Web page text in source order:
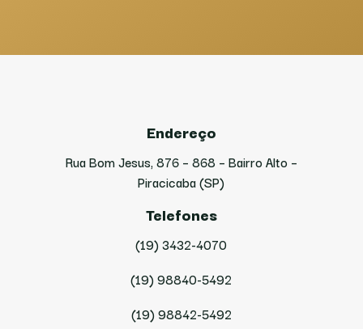
Endereço
Rua Bom Jesus, 876 – 868 – Bairro Alto –
Piracicaba (SP)
Telefones
(19) 3432-4070
(19) 98840-5492
(19) 98842-5492